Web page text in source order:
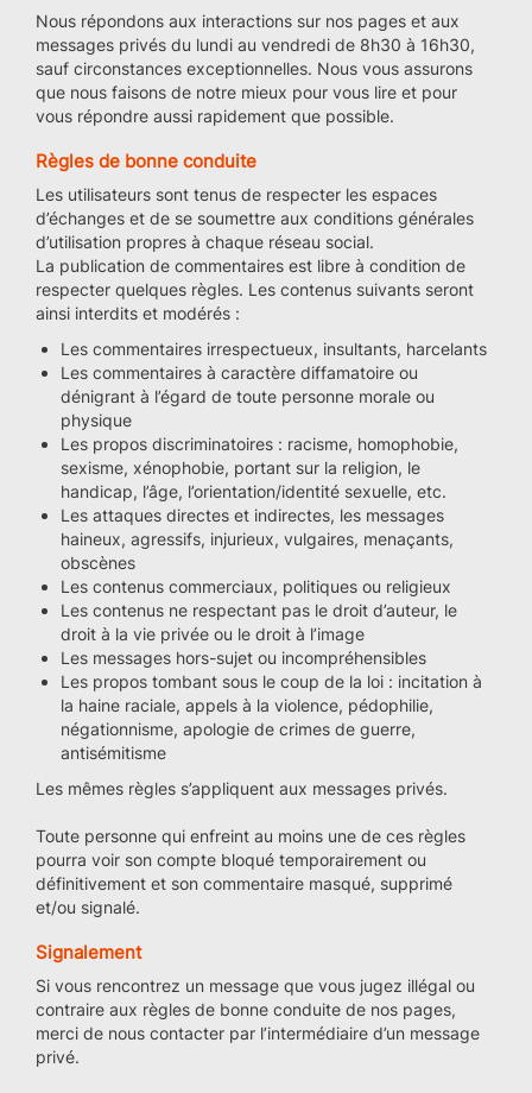
Nous répondons aux interactions sur nos pages et aux
messages privés du lundi au vendredi de 8h30 à 16h30,
sauf circonstances exceptionnelles. Nous vous assurons
que nous faisons de notre mieux pour vous lire et pour
vous répondre aussi rapidement que possible.
Règles de bonne conduite
Les utilisateurs sont tenus de respecter les espaces
d’échanges et de se soumettre aux conditions générales
d’utilisation propres à chaque réseau social.
La publication de commentaires est libre à condition de
respecter quelques règles. Les contenus suivants seront
ainsi interdits et modérés :
Les commentaires irrespectueux, insultants, harcelants
Les commentaires à caractère diffamatoire ou
dénigrant à l’égard de toute personne morale ou
physique
Les propos discriminatoires : racisme, homophobie,
sexisme, xénophobie, portant sur la religion, le
handicap, l’âge, l’orientation/identité sexuelle, etc.
Les attaques directes et indirectes, les messages
haineux, agressifs, injurieux, vulgaires, menaçants,
obscènes
Les contenus commerciaux, politiques ou religieux
Les contenus ne respectant pas le droit d’auteur, le
droit à la vie privée ou le droit à l’image
Les messages hors-sujet ou incompréhensibles
Les propos tombant sous le coup de la loi : incitation à
la haine raciale, appels à la violence, pédophilie,
négationnisme, apologie de crimes de guerre,
antisémitisme
Les mêmes règles s’appliquent aux messages privés.
Toute personne qui enfreint au moins une de ces règles
pourra voir son compte bloqué temporairement ou
définitivement et son commentaire masqué, supprimé
et/ou signalé.
Signalement
Si vous rencontrez un message que vous jugez illégal ou
contraire aux règles de bonne conduite de nos pages,
merci de nous contacter par l’intermédiaire d’un message
privé.